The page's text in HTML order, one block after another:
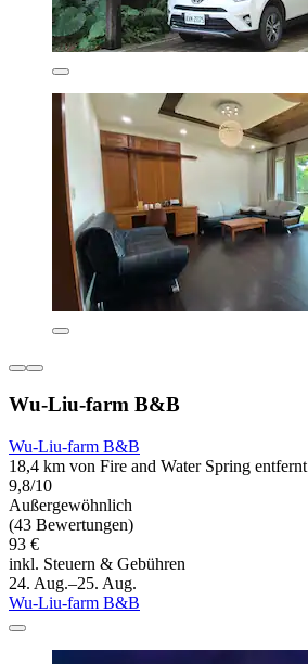
Wu-Liu-farm B&B
Wu-Liu-farm B&B
18,4 km von Fire and Water Spring entfernt
9,8/10
Außergewöhnlich
(43 Bewertungen)
93 €
inkl. Steuern & Gebühren
24. Aug.–25. Aug.
Wu-Liu-farm B&B